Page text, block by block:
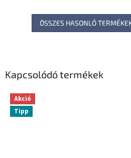
Kapcsolódó termékek
Akció
Tipp
ÖSSZES HASONLÓ